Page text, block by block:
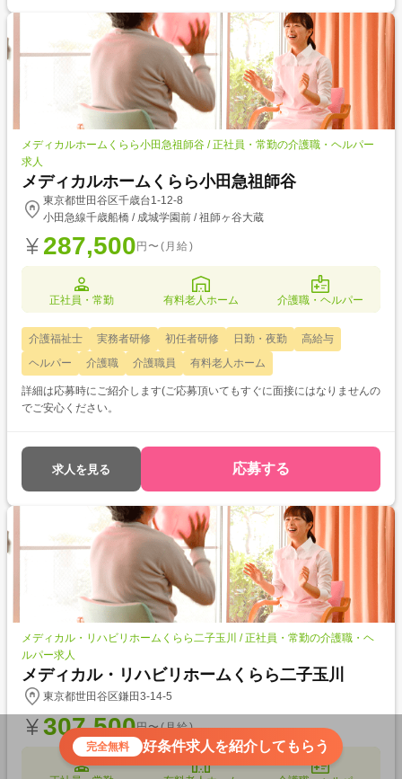
メディカルホームくらら小田急祖師谷 / 正社員・常勤の介護職・ヘルパー
求人
メディカルホームくらら小田急祖師谷
東京都世田谷区千歳台1-12-8
小田急線千歳船橋 / 成城学園前 / 祖師ヶ谷大蔵
287,500 円〜(月給)
正社員・常勤 有料老人ホーム 介護職・ヘルパー
介護福祉士 実務者研修 初任者研修 日勤・夜勤
高給与
ヘルパー
介護職 介護職員 有料老人ホーム
詳細は応募時にご紹介します(ご応募頂いてもすぐに面接にはなりませんの
でご安心ください。
求人を見る 応募する
メディカル・リハビリホームくらら二子玉川 / 正社員・常勤の介護職・ヘ
ルパー求人
メディカル・リハビリホームくらら二子玉川
東京都世田谷区鎌田3-14-5
307,500円〜(月給)
完全無料 好条件求人を紹介してもらう